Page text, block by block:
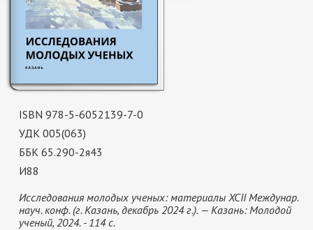
ISBN 978-5-6052139-7-0
УДК 005(063)
ББК 65.290-2я43
И88
Исследования молодых ученых: материалы XCII Междунар.
науч. конф. (г. Казань, декабрь 2024 г.). — Казань: Молодой
ученый, 2024. - 114 с.